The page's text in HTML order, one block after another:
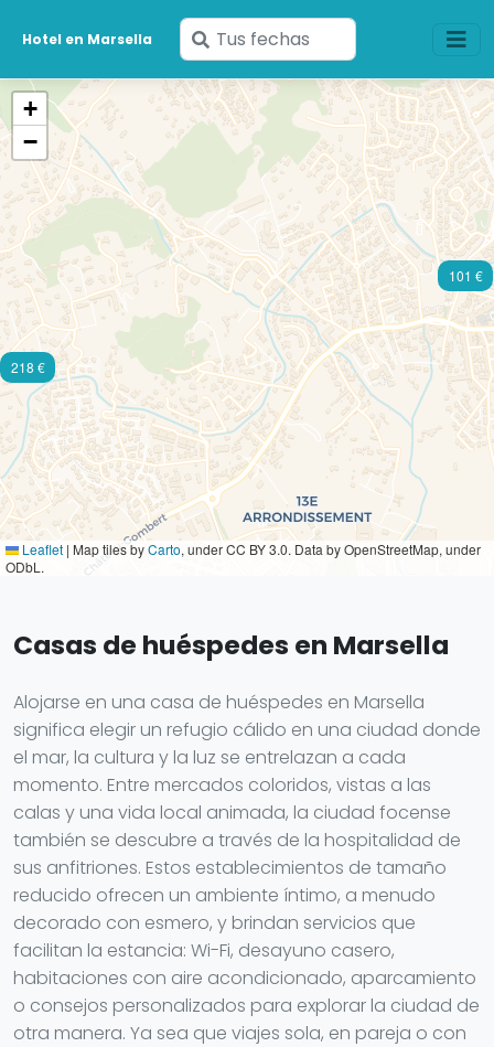
Hotel en Marsella
Ingresa
tus
fechas
101 €
218 €
+
−
Leaflet | Map tiles byCarto, under CC BY 3.0. Data by OpenStreetMap, under
ODbL.
Casas de huéspedes en Marsella
Alojarse en una casa de huéspedes en Marsella
significa elegir un refugio cálido en una ciudad donde
el mar, la cultura y la luz se entrelazan a cada
momento. Entre mercados coloridos, vistas a las
calas y una vida local animada, la ciudad focense
también se descubre a través de la hospitalidad de
sus anfitriones. Estos establecimientos de tamaño
reducido ofrecen un ambiente íntimo, a menudo
decorado con esmero, y brindan servicios que
facilitan la estancia: Wi-Fi, desayuno casero,
habitaciones con aire acondicionado, aparcamiento
o consejos personalizados para explorar la ciudad de
otra manera. Ya sea que viajes sola, en pareja o con